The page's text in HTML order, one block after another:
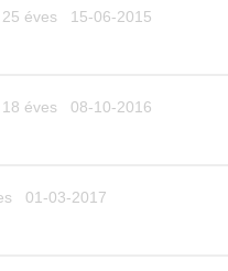
25 éves 15-06-2015
18 éves 08-10-2016
01-03-2017